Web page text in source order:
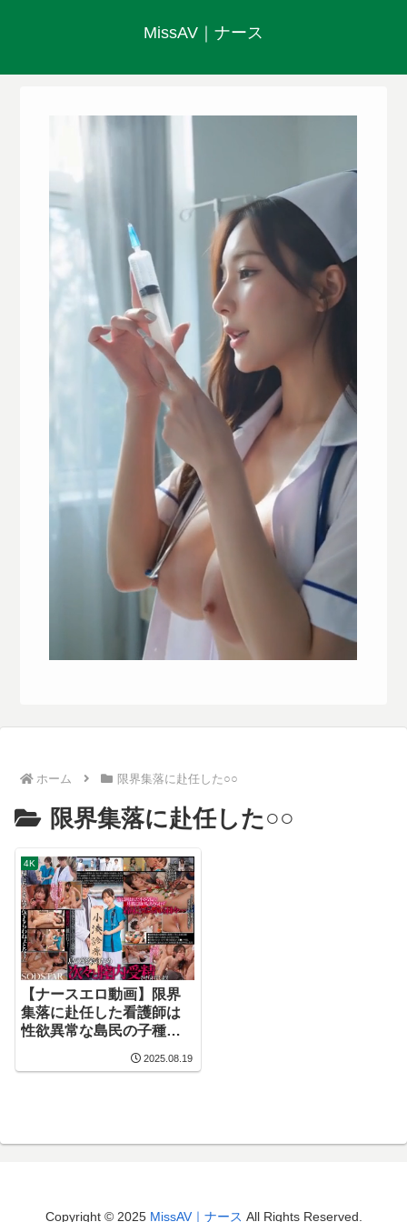
MissAV｜ナース
ホーム 限界集落に赴任した○○
限界集落に赴任した○○
4K
【ナースエロ動画】限界
集落に赴任した看護師は
性欲異常な島民の子種を
2025.08.19
Copyright © 2025 MissAV｜ナース All Rights Reserved.